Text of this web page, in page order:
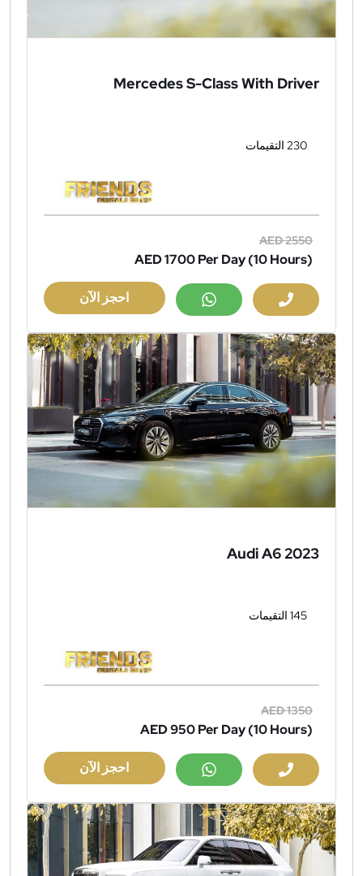
Mercedes S-Class With Driver
230 التقيمات
AED 2550
AED 1700Per Day (10 Hours)
احجز الآن
Audi A6 2023
145 التقيمات
AED 1350
AED 950Per Day (10 Hours)
احجز الآن